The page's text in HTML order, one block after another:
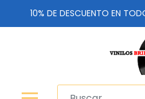
10% DE DESCUENTO EN